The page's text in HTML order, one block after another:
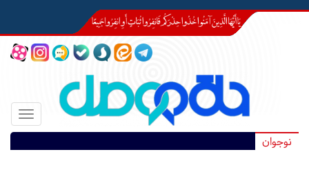
Toggle
نوجوان